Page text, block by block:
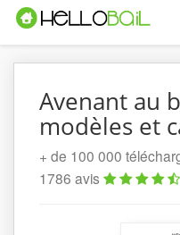
Avenant au
modèles et
+ de 100 000
1786 avis